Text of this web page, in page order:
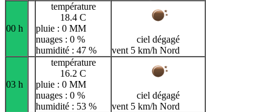
00 h
température
18.4 C
pluie : 0 MM
nuages : 0 %
humidité : 47 %
ciel dégagé
vent 5 km/h Nord
03 h
température
16.2 C
pluie : 0 MM
nuages : 0 %
humidité : 53 %
ciel dégagé
vent 5 km/h Nord